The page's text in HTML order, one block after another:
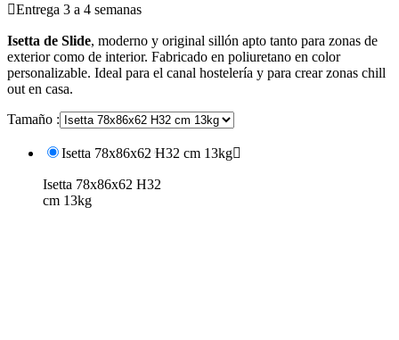
Entrega 3 a 4 semanas
Isetta de Slide, moderno y original sillón apto tanto para zonas de
exterior como de interior. Fabricado en poliuretano en color
personalizable. Ideal para el canal hostelería y para crear zonas chill
out en casa.
Tamaño :
Isetta 78x86x62 H32 cm 13kg
Isetta 78x86x62 H32
cm 13kg